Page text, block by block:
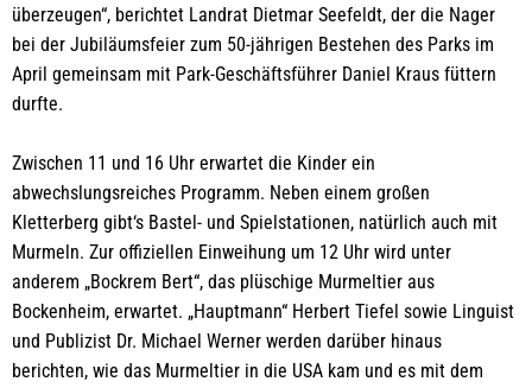
überzeugen“, berichtet Landrat Dietmar Seefeldt, der die Nager
bei der Jubiläumsfeier zum 50-jährigen Bestehen des Parks im
April gemeinsam mit Park-Geschäftsführer Daniel Kraus füttern
durfte.
Zwischen 11 und 16 Uhr erwartet die Kinder ein
abwechslungsreiches Programm. Neben einem großen
Kletterberg gibt‘s Bastel- und Spielstationen, natürlich auch mit
Murmeln. Zur offiziellen Einweihung um 12 Uhr wird unter
anderem „Bockrem Bert“, das plüschige Murmeltier aus
Bockenheim, erwartet. „Hauptmann“ Herbert Tiefel sowie Linguist
und Publizist Dr. Michael Werner werden darüber hinaus
berichten, wie das Murmeltier in die USA kam und es mit dem